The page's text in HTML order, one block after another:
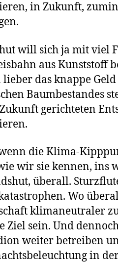
in Zukunft,
will sich ja mit viel
aus Kunststoff
das knappe
Baumbestandes
gerichteten
die Klima-
wir sie kennen, ins
überall.
Wo
klimaneutraler
Ziel sein. Und
weiter betreiben
in